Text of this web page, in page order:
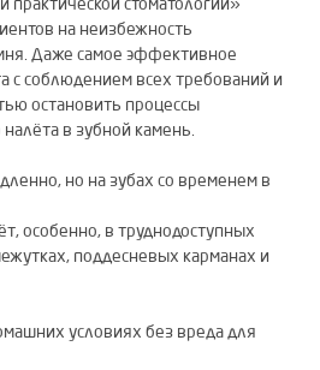
на неизбежность
Даже самое эффективное
с соблюдением всех требований и
остановить процессы
в зубной камень.
но на зубах со временем в
особенно, в труднодоступных
поддесневых карманах и
условиях без вреда для